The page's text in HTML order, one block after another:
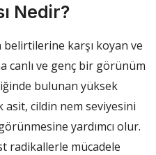
Nedir?
belirtilerine karşı koyan ve
canlı ve genç bir görünüm
bulunan yüksek
cildin nem seviyesini
yardımcı olur.
radikallerle mücadele